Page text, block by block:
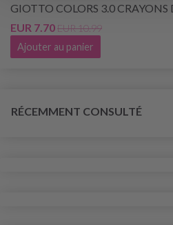
GIOTTO COLORS 3.0 CRAYONS
EUR 7.70EUR 10.99
Ajouter au panier
RÉCEMMENT CONSULTÉ